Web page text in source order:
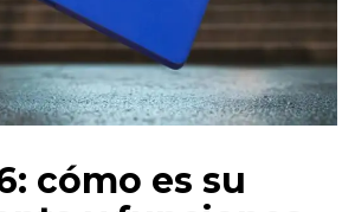
cómo es su